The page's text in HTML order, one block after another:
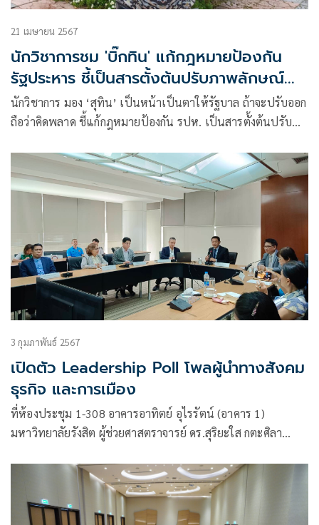
21 เมษายน 2567
นักวิชาการชม 'บิ๊กทิน' แก้กฎหมายป้องกัน
รัฐประหาร ชี้เป็นสารตั้งต้นปรับภาพลักษณ์
กองทัพ
นักวิชาการ มอง ‘สุทิน’ เป็นหน้าเป็นตาให้รัฐบาล ถ้าจะปรับออก
ถือว่าคิดพลาด ชี้แก้กฎหมายป้องกัน รปห. เป็นสารตั้งต้นปรับ
มีหัวสมัยใหม่
3 กุมภาพันธ์ 2567
เปิดตัว Leadership Poll โพลผู้นำทางสังคม
ธุรกิจ และการเมือง
ที่ห้องประชุม 1-308 อาคารอาทิตย์ อุไรรัตน์ (อาคาร 1)
มหาวิทยาลัยรังสิต ผู้ช่วยศาสตราจารย์ ดร.สุริยะใส กตะศิลา
ตัวโครงการ “Leadership Poll” ภายในงานมีการแถลงข่าวผล
สำรวจความคิดเห็นลีดเดอร์ชิพโพลล์ ครั้งที่ 1/2567